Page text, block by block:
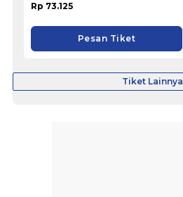
Rp 73.125
Pesan Tiket
Tiket Lainnya